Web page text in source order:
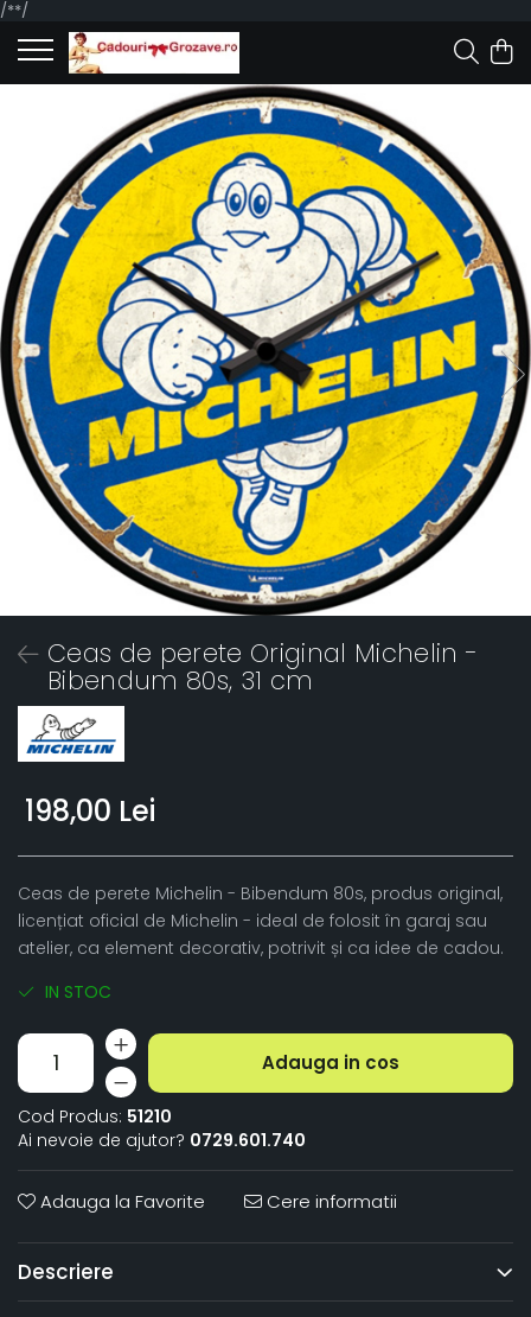
/**/
Ceas de perete Original Michelin -
Bibendum 80s, 31 cm
198,00 Lei
Ceas de perete Michelin - Bibendum 80s, produs original,
licențiat oficial de Michelin - ideal de folosit în garaj sau
atelier, ca element decorativ, potrivit și ca idee de cadou.
IN STOC
Adauga in cos
Cod Produs: 51210
Ai nevoie de ajutor? 0729.601.740
Adauga la Favorite Cere informatii
Descriere